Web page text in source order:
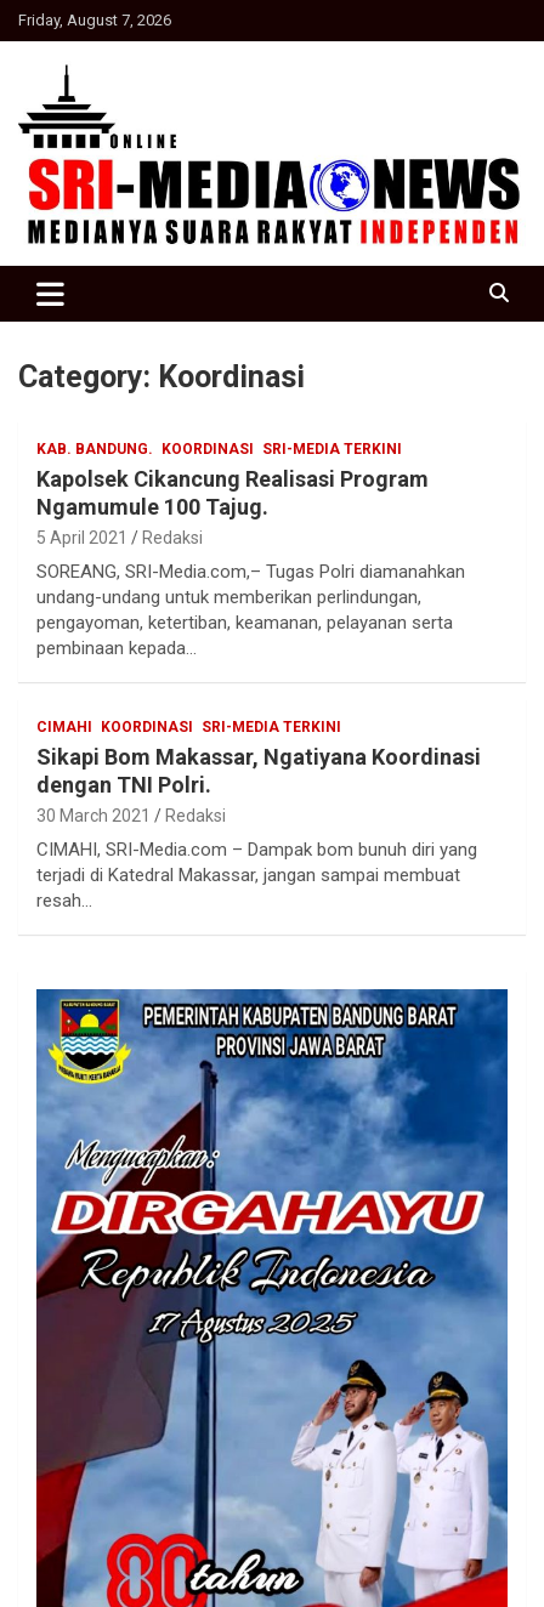
Skip
to
Friday, August 7, 2026
SRI Media news
Category: Koordinasi
KAB. BANDUNG. KOORDINASI SRI-MEDIA TERKINI
Kapolsek Cikancung Realisasi Program
Ngamumule 100 Tajug.
5 April 2021 Redaksi
SOREANG, SRI-Media.com,– Tugas Polri diamanahkan
undang-undang untuk memberikan perlindungan,
pengayoman, ketertiban, keamanan, pelayanan serta
pembinaan kepada…
CIMAHI KOORDINASI SRI-MEDIA TERKINI
Sikapi Bom Makassar, Ngatiyana Koordinasi
dengan TNI Polri.
30 March 2021 Redaksi
CIMAHI, SRI-Media.com – Dampak bom bunuh diri yang
terjadi di Katedral Makassar, jangan sampai membuat
resah…